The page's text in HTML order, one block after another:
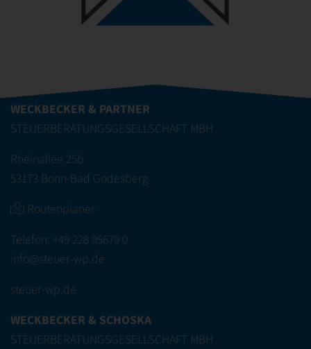
WECKBECKER & PARTNER
STEUERBERATUNGSGESELLSCHAFT MBH
Rheinallee 25b
53173 Bonn-Bad Godesberg
Routenplaner
Telefon: +49 228 95679 0
info@steuer-wp.de
steuer-wp.de
WECKBECKER & SCHOSKA
STEUERBERATUNGSGESELLSCHAFT MBH